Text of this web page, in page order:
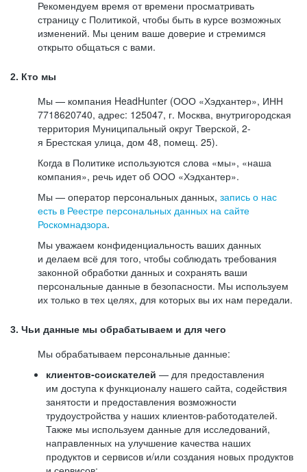
Рекомендуем время от времени просматривать
страницу с Политикой, чтобы быть в курсе возможных
изменений. Мы ценим ваше доверие и стремимся
открыто общаться с вами.
2. Кто мы
Мы — компания HeadHunter (ООО «Хэдхантер», ИНН
7718620740, адрес: 125047, г. Москва, внутригородская
территория Муниципальный округ Тверской, 2-
я Брестская улица, дом 48, помещ. 25).
Когда в Политике используются слова «мы», «наша
компания», речь идет об ООО «Хэдхантер».
Мы — оператор персональных данных, запись о нас
есть в Реестре персональных данных на сайте
Роскомнадзора.
Мы уважаем конфиденциальность ваших данных
и делаем всё для того, чтобы соблюдать требования
законной обработки данных и сохранять ваши
персональные данные в безопасности. Мы используем
их только в тех целях, для которых вы их нам передали.
3. Чьи данные мы обрабатываем и для чего
Мы обрабатываем персональные данные:
клиентов-соискателей — для предоставления
им доступа к функционалу нашего сайта, содействия
занятости и предоставления возможности
трудоустройства у наших клиентов-работодателей.
Также мы используем данные для исследований,
направленных на улучшение качества наших
продуктов и сервисов и/или создания новых продуктов